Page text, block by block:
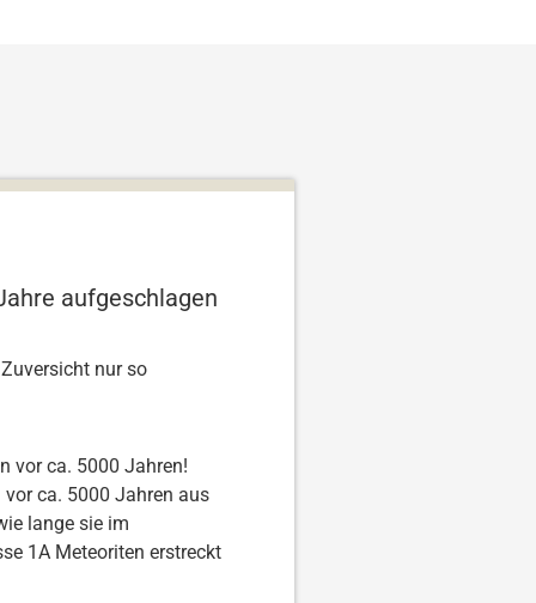
aufgeschlagen
nur so
vor ca. 5000 Jahren!
ca. 5000 Jahren aus
lange sie im
1A Meteoriten erstreckt